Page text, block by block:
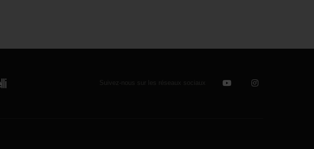
Suivez-nous sur les réseaux sociaux